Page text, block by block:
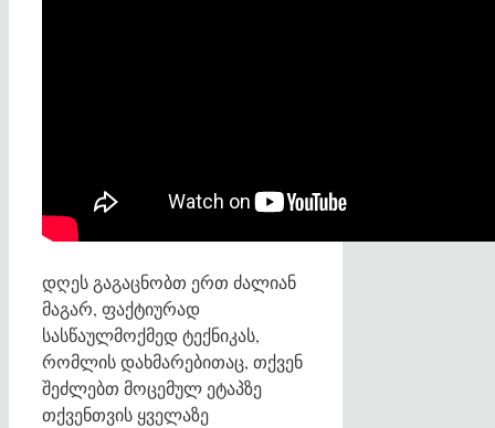
დღეს გაგაცნობთ ერთ ძალიან
მაგარ, ფაქტიურად
სასწაულმოქმედ ტექნიკას,
რომლის დახმარებითაც, თქვენ
შეძლებთ მოცემულ ეტაპზე
თქვენთვის ყველაზე